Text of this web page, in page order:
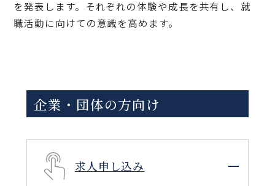
を発表します。それぞれの体験や成長を共有し、就
職活動に向けての意識を高めます。
企業・団体の方向け
求人申し込み